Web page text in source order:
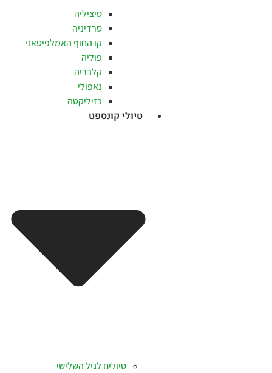
סיציליה
סרדיניה
קו החוף האמלפיטאני
פוליה
קלבריה
נאפולי
בזיליקטה
טיולי קונספט
טיולים לגיל השלישי